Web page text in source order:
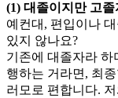
(1) 대졸이지만 고
예컨대, 편입이나
있지 않나요?
기존에 대졸자라 하
행하는 거라면, 최
러모로 편합니다.